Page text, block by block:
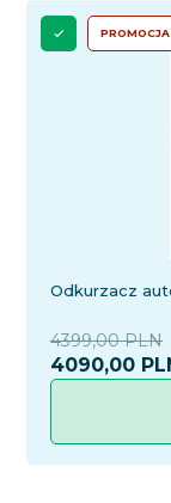
PROMOCJA
Odkurzacz
4090,00
4399,00 PLN